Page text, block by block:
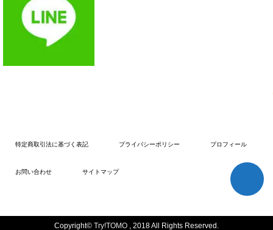
特定商取引法に基づく表記 プライバシーポリシー プロフィール
お問い合わせ サイトマップ
Copyright© Try!TOMO , 2018 All Rights Reserved.